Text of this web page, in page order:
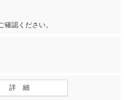
確認ください。
詳 細